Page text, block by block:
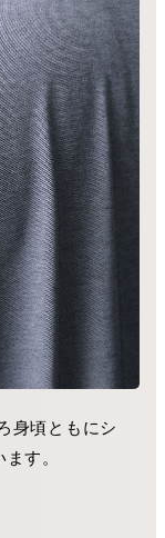
身頃ともにシ
す。